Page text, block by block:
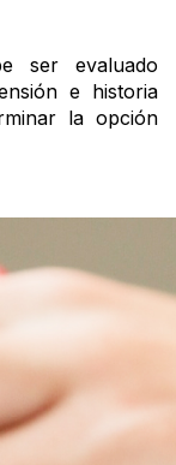
ser evaluado
e historia
la opción